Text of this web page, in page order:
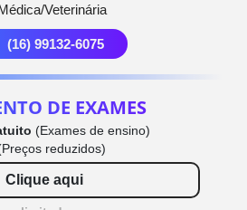
Veterinária
(16) 99132-6075
DE EXAMES
(Exames de ensino)
reduzidos)
Clique aqui